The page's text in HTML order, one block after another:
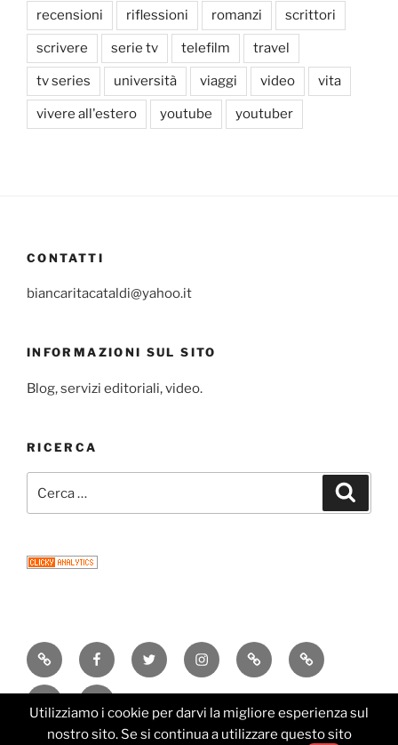
recensioni riflessioni romanzi scrittori
scrivere serie tv telefilm travel
tv series università viaggi video vita
vivere all'estero youtube youtuber
CONTATTI
biancaritacataldi@yahoo.it
INFORMAZIONI SUL SITO
Blog, servizi editoriali, video.
RICERCA
Consigli
di
lettura
FacebookTwitter InstagramEmail Newsletter
ResearchEditorial
Services
Utilizziamo i cookie per darvi la migliore esperienza sul
nostro sito. Se si continua a utilizzare questo sito